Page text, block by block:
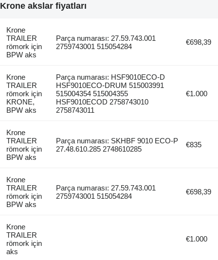
Krone akslar fiyatları
Krone
TRAILER
römork için
BPW aks
Parça numarası: 27.59.743.001
2759743001 515054284
€698,39
Krone
TRAILER
römork için
KRONE,
BPW aks
Parça numarası: HSF9010ECO-D
HSF9010ECO-DRUM 515003991
515004354 515004355
HSF9010ECOD 2758743010
2758743011
€1.000
Krone
TRAILER
römork için
BPW aks
Parça numarası: SKHBF 9010 ECO-P
27.48.610.285 2748610285
€835
Krone
TRAILER
römork için
BPW aks
Parça numarası: 27.59.743.001
2759743001 515054284
€698,39
Krone
TRAILER
römork için
aks
€1.000